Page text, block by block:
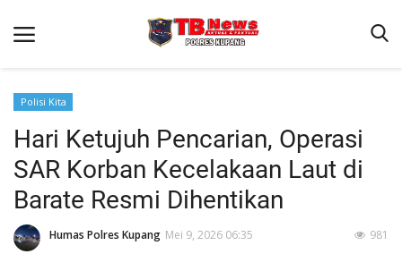
Beranda
Terms & Conditions
Reskrim
Binkam
Polisi Kita
Hari Ketujuh Pencarian, Operasi
SAR Korban Kecelakaan Laut di
Barate Resmi Dihentikan
Humas Polres Kupang Mei 9, 2026 06:35 981